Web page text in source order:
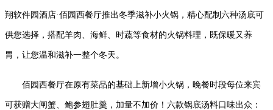
翔软件园酒店·佰园西餐厅推出冬季滋补小火锅，精心配制六种汤底可
供您选择，搭配羊肉、海鲜、时蔬等食材的火锅料理，既保暖又养
胃，让您温和滋补一整个冬天。
佰园西餐厅在原有菜品的基础上新增小火锅，晚餐时段每位来宾
可获赠大闸蟹、鲍参翅肚羹，加量不加价！六款锅底汤料口味出众：